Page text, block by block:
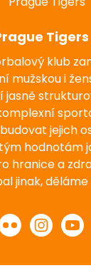
Tigers
klub
mužskou i
jasně
jejich
hodnotám
hranice a
jinak,
Instagram